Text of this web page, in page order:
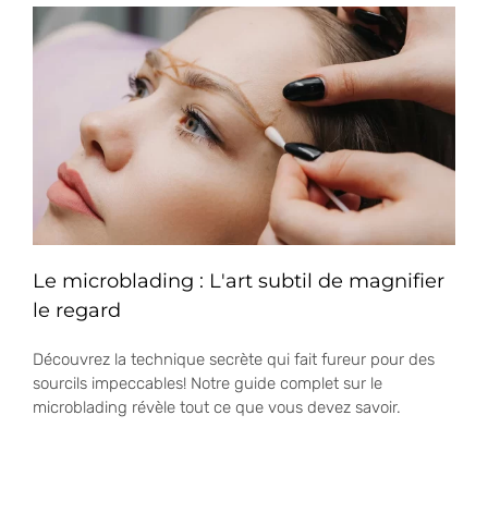
Le microblading : L'art subtil de magnifier
le regard
Découvrez la technique secrète qui fait fureur pour des
sourcils impeccables! Notre guide complet sur le
microblading révèle tout ce que vous devez savoir.